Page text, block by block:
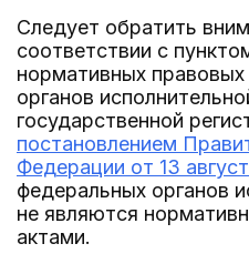
Следует обратить
соответствии с
нормативных
органов
государственной
постановлением
Федерации от 13
федеральных органов
не являются
актами.